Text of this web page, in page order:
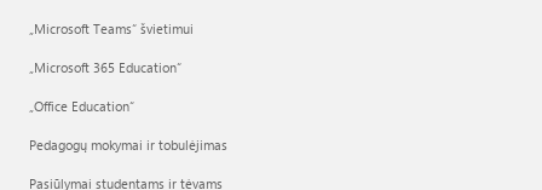
„Microsoft Teams“ švietimui
„Microsoft 365 Education“
„Office Education“
Pedagogų mokymai ir tobulėjimas
Pasiūlymai studentams ir tėvams